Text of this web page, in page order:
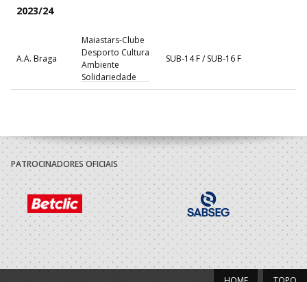
2023/24
A.A. Braga
Maiastars-Clube
Desporto Cultura
Ambiente
Solidariedade
SUB-14 F / SUB-16 F
A.A. Braga
Maiastars-Clube
Desporto Cultura
Ambiente
Solidariedade
Minis F / SUB-14 F
PATROCINADORES OFICIAIS